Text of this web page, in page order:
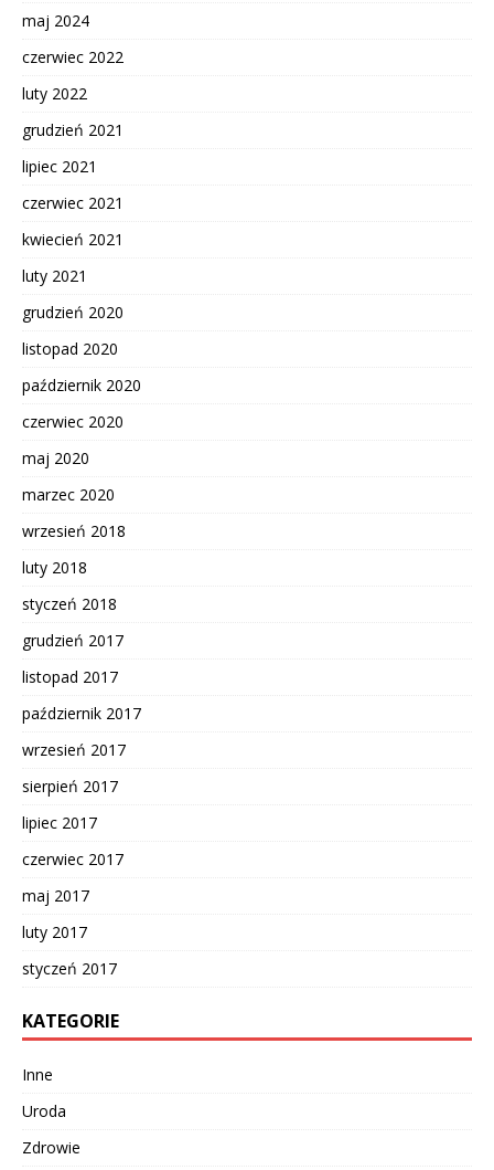
maj 2024
czerwiec 2022
luty 2022
grudzień 2021
lipiec 2021
czerwiec 2021
kwiecień 2021
luty 2021
grudzień 2020
listopad 2020
październik 2020
czerwiec 2020
maj 2020
marzec 2020
wrzesień 2018
luty 2018
styczeń 2018
grudzień 2017
listopad 2017
październik 2017
wrzesień 2017
sierpień 2017
lipiec 2017
czerwiec 2017
maj 2017
luty 2017
styczeń 2017
KATEGORIE
Inne
Uroda
Zdrowie